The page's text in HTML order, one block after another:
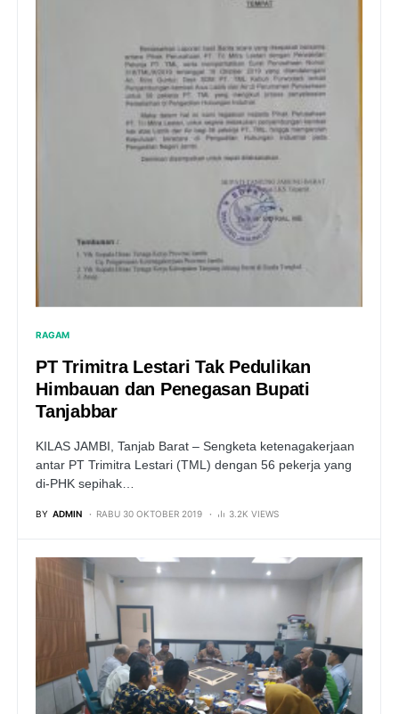
RAGAM
PT Trimitra Lestari Tak Pedulikan
Himbauan dan Penegasan Bupati
Tanjabbar
KILAS JAMBI, Tanjab Barat – Sengketa ketenagakerjaan
antar PT Trimitra Lestari (TML) dengan 56 pekerja yang
di-PHK sepihak…
BY ADMIN RABU 30 OKTOBER 2019 3.2K VIEWS